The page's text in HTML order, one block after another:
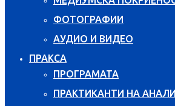
ФОТОГРАФИИ
АУДИО И ВИДЕО
ПРАКСА
ПРОГРАМАТА
ПРАКТИКАНТИ НА